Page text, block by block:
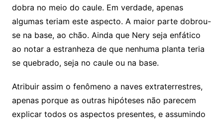
dobra no meio do caule. Em verdade, apenas
algumas teriam este aspecto. A maior parte dobrou-
se na base, ao chão. Ainda que Nery seja enfático
ao notar a estranheza de que nenhuma planta teria
se quebrado, seja no caule ou na base.
Atribuir assim o fenômeno a naves extraterrestres,
apenas porque as outras hipóteses não parecem
explicar todos os aspectos presentes, e assumindo